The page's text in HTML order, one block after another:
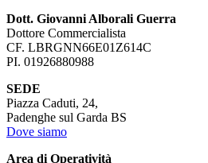
Dott. Giovanni Alborali Guerra
Dottore Commercialista
CF. LBRGNN66E01Z614C
PI. 01926880988
SEDE
Piazza Caduti, 24,
Padenghe sul Garda BS
Dove siamo
Area di Operatività